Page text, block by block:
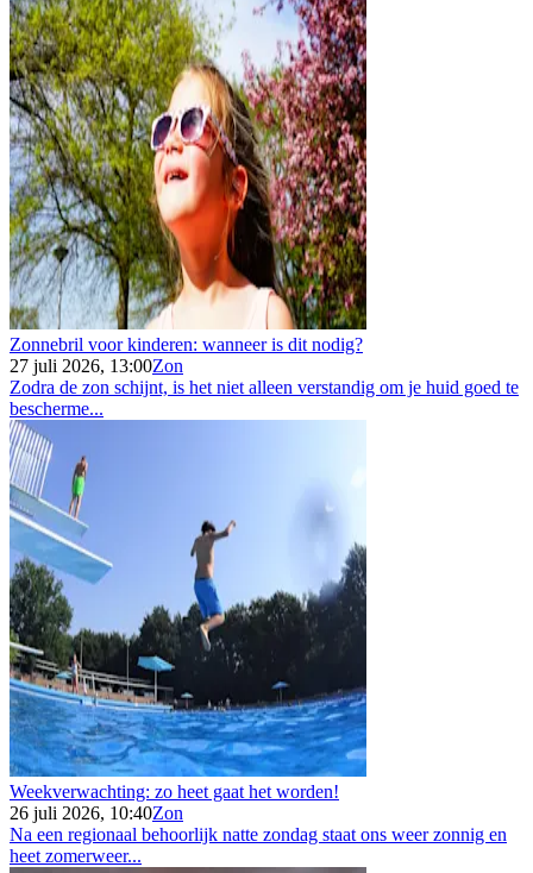
Zonnebril voor kinderen: wanneer is dit nodig?
27 juli 2026, 13:00Zon
Zodra de zon schijnt, is het niet alleen verstandig om je huid goed te
bescherme...
Weekverwachting: zo heet gaat het worden!
26 juli 2026, 10:40Zon
Na een regionaal behoorlijk natte zondag staat ons weer zonnig en
heet zomerweer...